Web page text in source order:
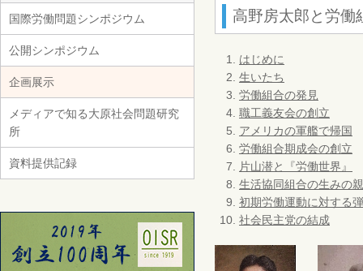
国際労働問題シンポジウム
公開シンポジウム
企画展示
メディアで知る大原社会問題研究
所
資料提供記録
高野房太郎と労働
はじめに
生いたち
労働組合の発見
職工義友会の創立
アメリカの軍艦で帰国
労働組合期成会の創立
片山潜と『労働世界』
生活協同組合の生みの親
初期労働運動に対する
社会民主党の結成